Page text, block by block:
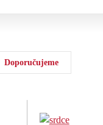
Doporučujeme